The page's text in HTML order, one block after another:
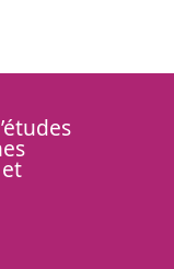
fenêtre)
fenêtre)